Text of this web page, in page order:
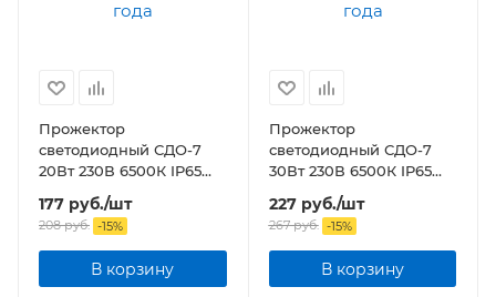
Прожектор
светодиодный СДО-7
20Вт 230В 6500К IP65
177 руб./шт
208руб. -15%
В корзину
Прожектор
светодиодный СДО-7
30Вт 230В 6500К IP65
227руб./шт
267руб. -15%
В корзину